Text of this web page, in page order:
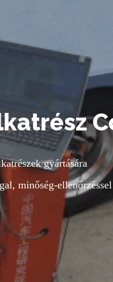
gyártására
minőség-ellenőrzéssel